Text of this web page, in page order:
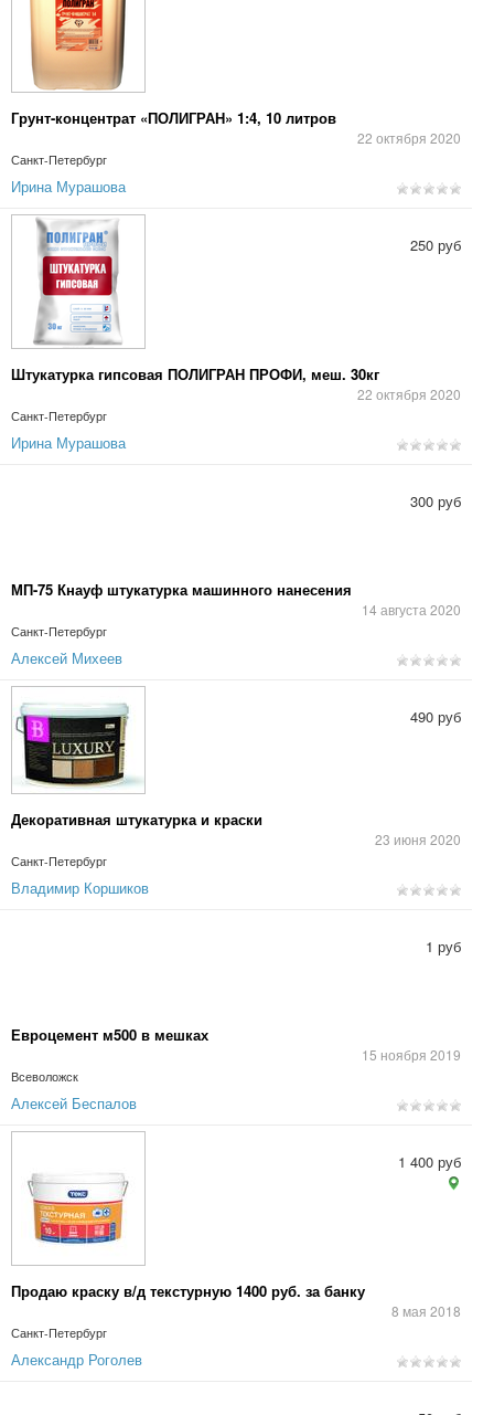
Грунт-концентрат «ПОЛИГРАН» 1:4, 10 литров
22 октября 2020
Санкт-Петербург
Ирина Мурашова
Штукатурка гипсовая ПОЛИГРАН ПРОФИ, меш. 30кг
22 октября 2020
Санкт-Петербург
250 руб
Ирина Мурашова
МП-75 Кнауф штукатурка машинного нанесения
14 августа 2020
Санкт-Петербург
300 руб
Алексей Михеев
Декоративная штукатурка и краски
23 июня 2020
Санкт-Петербург
490 руб
Владимир Коршиков
Евроцемент м500 в мешках
15 ноября 2019
Всеволожск
1 руб
Алексей Беспалов
Продаю краску в/д текстурную 1400 руб. за банку
8 мая 2018
Санкт-Петербург
1 400 руб
Александр Роголев